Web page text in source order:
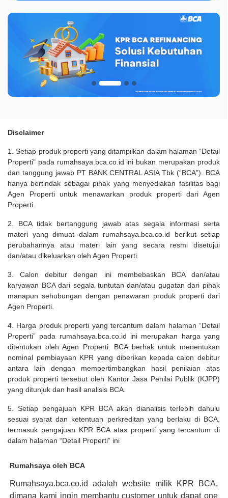
Disclaimer
1. Setiap produk properti yang ditampilkan dalam halaman “Detail
Properti" pada rumahsaya.bca.co.id ini bukan merupakan produk
dan tanggung jawab PT BANK CENTRAL ASIA Tbk (“BCA”). BCA
hanya bertindak sebagai pihak yang menyediakan fasilitas bagi
Agen Properti untuk menawarkan produk properti dari Agen
Properti.
2. BCA tidak bertanggung jawab atas segala informasi serta
materi yang dimuat dalam rumahsaya.bca.co.id berikut setiap
perubahannya atau materi lain yang secara resmi disetujui
dan/atau dikeluarkan oleh Agen Properti.
3. Calon debitur dengan ini membebaskan BCA dan/atau
karyawan BCA dari segala tuntutan dan/atau gugatan dari pihak
manapun sehubungan dengan penawaran produk properti dari
Agen Properti.
4. Harga produk properti yang tercantum dalam halaman “Detail
Properti” pada rumahsaya.bca.co.id ini merupakan harga yang
ditentukan oleh Agen Properti. BCA berhak untuk menentukan
nominal pembiayaan KPR yang diberikan kepada calon debitur
antara lain dengan mempertimbangkan hasil penilaian atas
produk properti tersebut oleh Kantor Jasa Penilai Publik (KJPP)
yang ditunjuk dan hasil analisis BCA.
5. Setiap pengajuan KPR BCA akan dianalisis terlebih dahulu
sesuai syarat dan ketentuan perkreditan yang berlaku di BCA,
termasuk pengajuan KPR BCA atas properti yang tercantum di
dalam halaman “Detail Properti” ini
Rumahsaya oleh BCA
Rumahsaya.bca.co.id adalah website milik KPR BCA,
dimana kami ingin membantu customer untuk dapat one